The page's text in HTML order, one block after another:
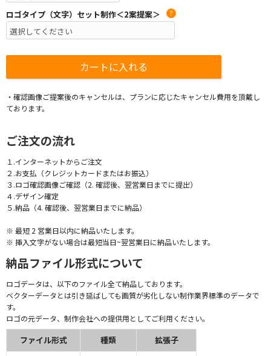
ロゴタイプ（文字）セット制作＜2案提案＞ ?
・確認画像ご提案後のキャンセルは、プランに応じたキャンセル費用を頂戴し
ております。
ご注文の流れ
１.インターネットからご注文
２.お支払（クレジットカードまたはお振込）
３.ロゴ確認画像ご確認（2. 確認後、翌営業日までに提出）
４.デザイン確定
５.納品（4. 確認後、翌営業日までに納品）
※ 最短 2 営業日以内に納品いたします。
※ 挿入文字がない場合は最短当日~翌営業日に納品いたします。
納品ファイル形式について
ロゴデータは、以下のファイル全て納品しております。
ベクターデータとは引き延ばしても画質が劣化しない制作業界標準のデータで
す。
ロゴの元データ、制作会社への提供用としてご利用ください。
ファイル形式 種類
拡張子